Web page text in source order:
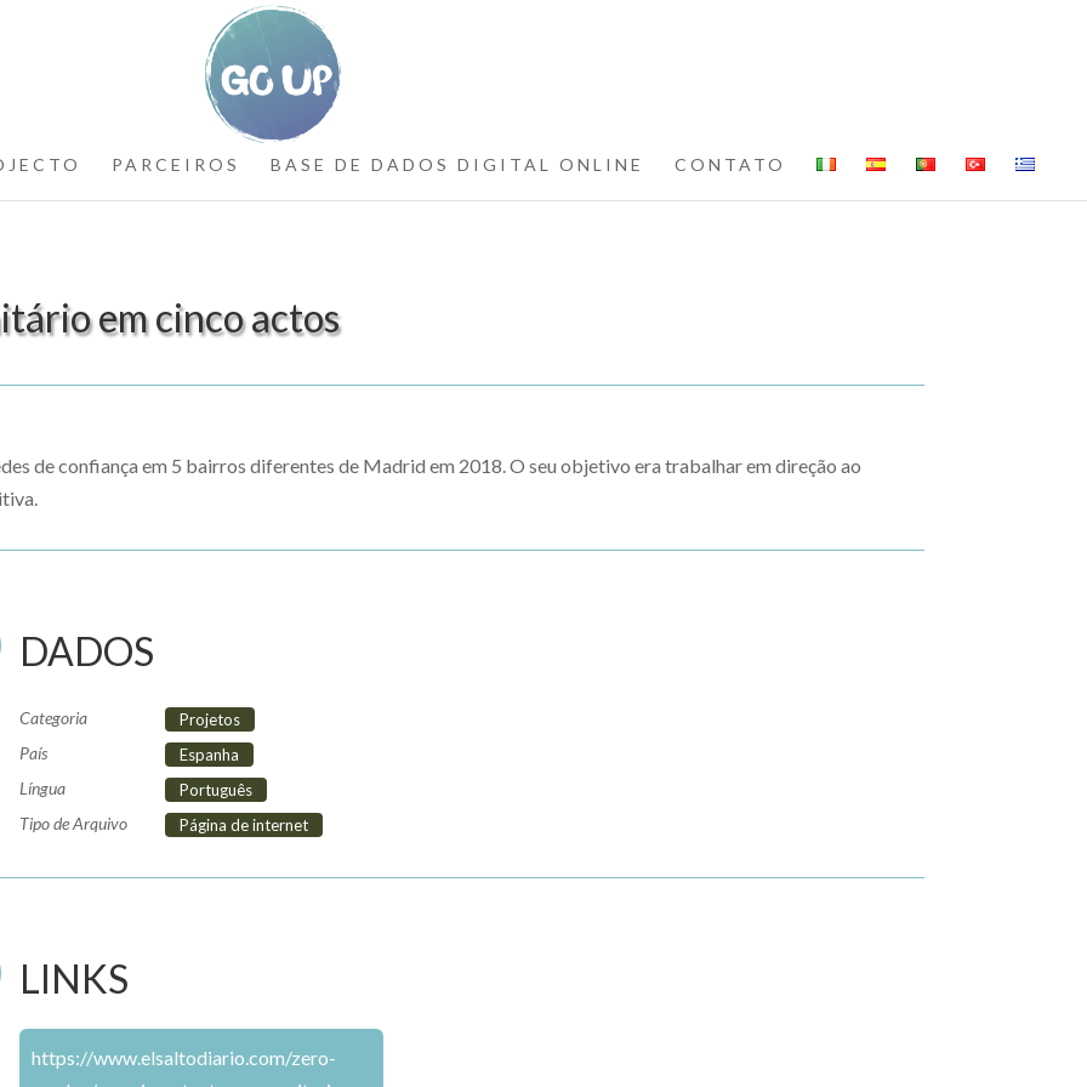
PARCEIROS BASE DE DADOS DIGITAL ONLINE CONTATO
em cinco actos
de confiança em 5 bairros diferentes de Madrid em 2018. O seu objetivo era trabalhar em direção ao
DADOS
Categoria Projetos
País Espanha
Língua Português
Tipo de Arquivo Página de internet
LINKS
https://www.elsaltodiario.com/zero-